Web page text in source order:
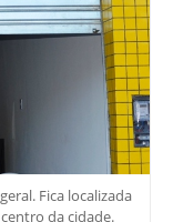
Fica localizada
da cidade.